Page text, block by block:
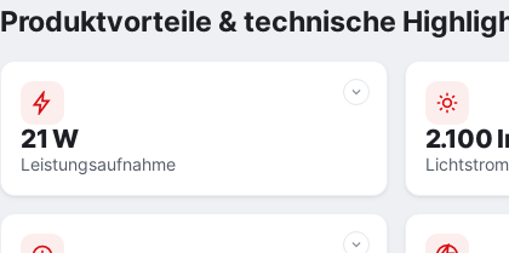
Produktvorteile & technische
21 W
Leistungsaufnahme
2.100
Lichtstrom